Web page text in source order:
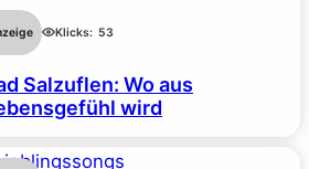
Klicks: 53
Salzuflen: Wo aus
wird